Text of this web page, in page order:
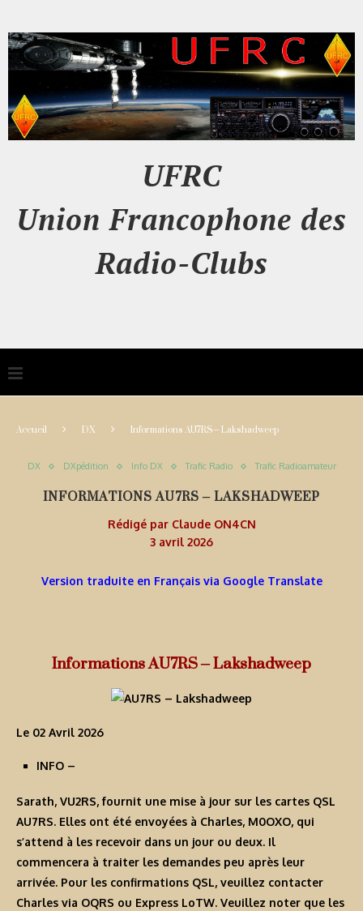
UFRC
Union Francophone des
Radio-Clubs
Accueil DX Informations AU7RS – Lakshadweep
DX DXpédition Info DX Trafic Radio Trafic Radioamateur
INFORMATIONS AU7RS – LAKSHADWEEP
Rédigé par Claude ON4CN
3 avril 2026
Version traduite en Français via Google Translate
Informations AU7RS – Lakshadweep
Le 02 Avril 2026
INFO –
Sarath, VU2RS, fournit une mise à jour sur les cartes QSL
AU7RS. Elles ont été envoyées à Charles, M0OXO, qui
s’attend à les recevoir dans un jour ou deux. Il
commencera à traiter les demandes peu après leur
arrivée. Pour les confirmations QSL, veuillez contacter
Charles via OQRS ou Express LoTW. Veuillez noter que les